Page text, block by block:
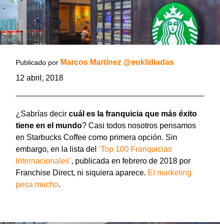
Publicado por Marcos Martínez @euklidiadas
12 abril, 2018
¿Sabrías decir cuál es la franquicia que más éxito
tiene en el mundo? Casi todos nosotros pensamos
en Starbucks Coffee como primera opción. Sin
embargo, en la lista del ‘Top 100 Franquicias
Internacionales’, publicada en febrero de 2018 por
Franchise Direct, ni siquiera aparece. El marketing
pesa mucho.